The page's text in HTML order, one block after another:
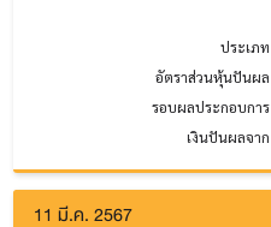
ประเภท
อัตราส่วนหุ้นปันผล
รอบผลประกอบการ
เงินปันผลจาก
11 มี.ค. 2567